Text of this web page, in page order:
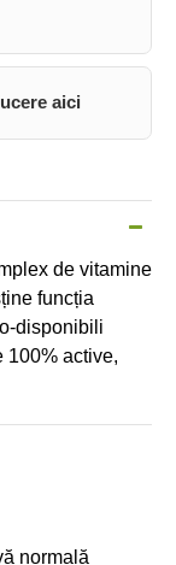
aici
de vitamine
funcția
disponibili
100% active,
normală